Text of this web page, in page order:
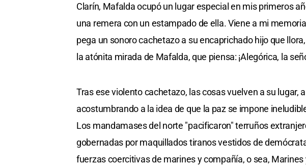
Clarín, Mafalda ocupó un lugar especial en mis primeros
una remera con un estampado de ella. Viene a mi
pega un sonoro cachetazo a su encaprichado hijo que
la atónita mirada de Mafalda, que piensa: ¡Alegórica, la
Tras ese violento cachetazo, las cosas vuelven a su lugar,
acostumbrando a la idea de que la paz se impone
Los mandamases del norte "pacificaron" terruños
gobernadas por maquillados tiranos vestidos de
fuerzas coercitivas de marines y compañía, o sea, Marines